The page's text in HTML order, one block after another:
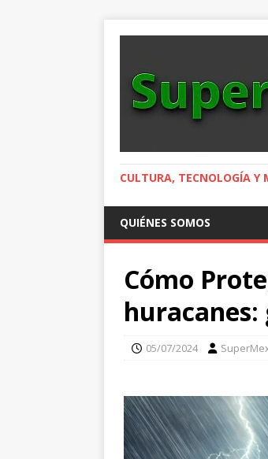
CULTURA, TECNOLOGÍA Y
QUIÉNES SOMOS
Cómo
05/07/2024